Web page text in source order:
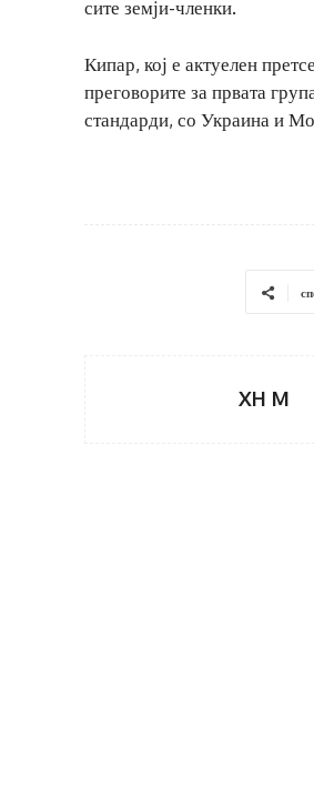
сите земји-членки.
Кипар, кој е актуелен
преговорите за првата
стандарди, со Украина и
XH M